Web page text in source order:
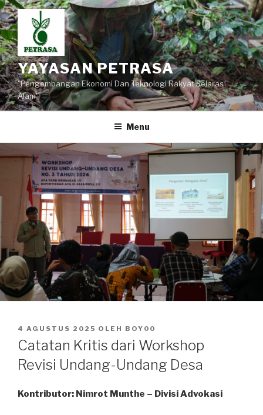
Lompat
ke
konten
YAYASAN PETRASA
"Pengembangan Ekonomi Dan Teknologi Rakyat Selaras
Alam"
Menu
DIPOSKAN
PADA
4 AGUSTUS 2025 OLEH BOY00
Catatan Kritis dari Workshop
Revisi Undang-Undang Desa
Kontributor: Nimrot Munthe – Divisi Advokasi